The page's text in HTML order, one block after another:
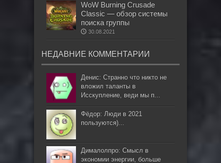
WoW Burning Crusade
Classic — обзор системы
поиска группы
30.08.2021
НЕДАВНИЕ КОММЕНТАРИИ
Денис: Странно что никто не
вложил таланты в
Исскупление, веди мы п...
Фёдор: Люди в 2021
пользуются)...
Дималолпро: Смысл в
экономии энергии, больше